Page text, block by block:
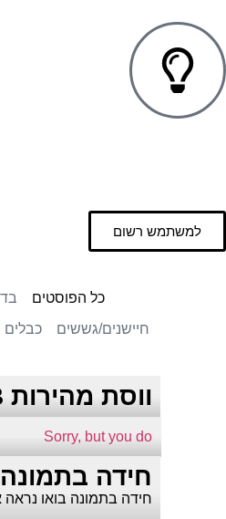
למשתמש רשום
חיישנים/גששים
כבלים
כל הפוסטים
ווסת מהירות ABB חיווט
Sorry, but you do
חידה בתמונה
חידה בתמונה בואו נראה